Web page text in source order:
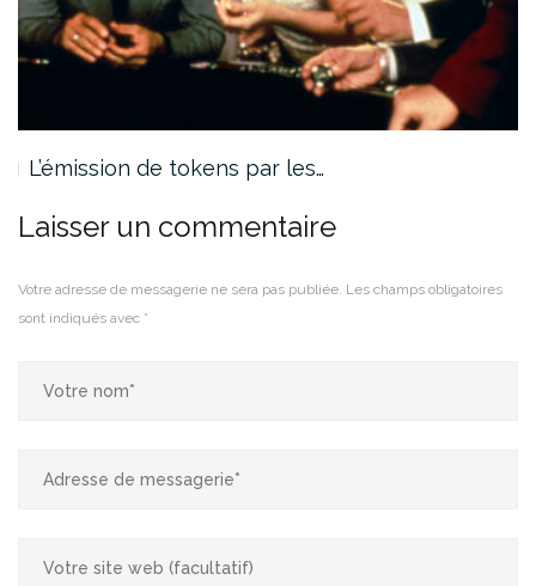
L’émission de tokens par les…
Laisser un commentaire
Votre adresse de messagerie ne sera pas publiée. Les champs obligatoires
sont indiqués avec *